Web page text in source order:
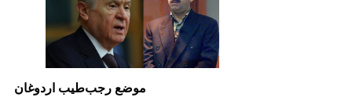
موضع رجب‌طیب اردوغان